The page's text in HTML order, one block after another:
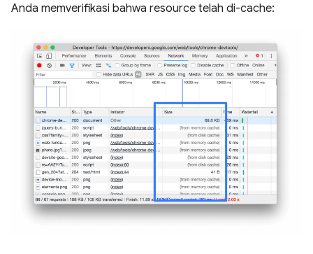
Anda memverifikasi bahwa resource telah di-cache: